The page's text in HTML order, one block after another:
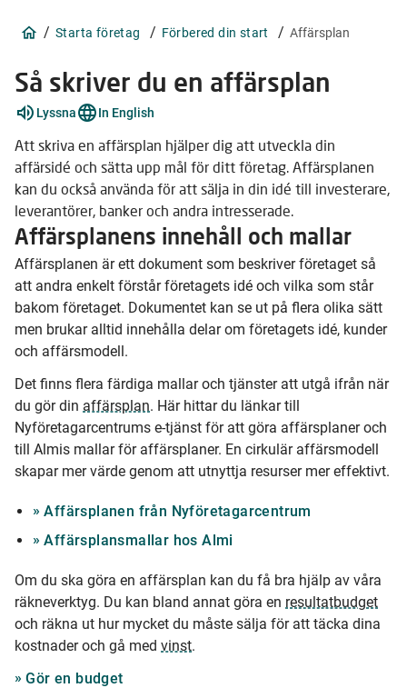
/ Starta företag / Förbered din start / Affärsplan
Så skriver du en affärsplan
Förklara
ord
stycken
Lyssna In English
Att skriva en affärsplan hjälper dig att utveckla din
affärsidé och sätta upp mål för ditt företag. Affärsplanen
kan du också använda för att sälja in din idé till investerare,
leverantörer, banker och andra intresserade.
Affärsplanens innehåll och mallar
Affärsplanen är ett dokument som beskriver företaget så
att andra enkelt förstår företagets idé och vilka som står
bakom företaget. Dokumentet kan se ut på flera olika sätt
men brukar alltid innehålla delar om företagets idé, kunder
och affärsmodell.
Det finns flera färdiga mallar och tjänster att utgå ifrån när
du gör din affärsplan. Här hittar du länkar till
Nyföretagarcentrums e-tjänst för att göra affärsplaner och
till Almis mallar för affärsplaner. En cirkulär affärsmodell
skapar mer värde genom att utnyttja resurser mer effektivt.
Affärsplanen från Nyföretagarcentrum
Affärsplansmallar hos Almi
Om du ska göra en affärsplan kan du få bra hjälp av våra
räkneverktyg. Du kan bland annat göra en resultatbudget
och räkna ut hur mycket du måste sälja för att täcka dina
kostnader och gå med vinst.
Gör en budget